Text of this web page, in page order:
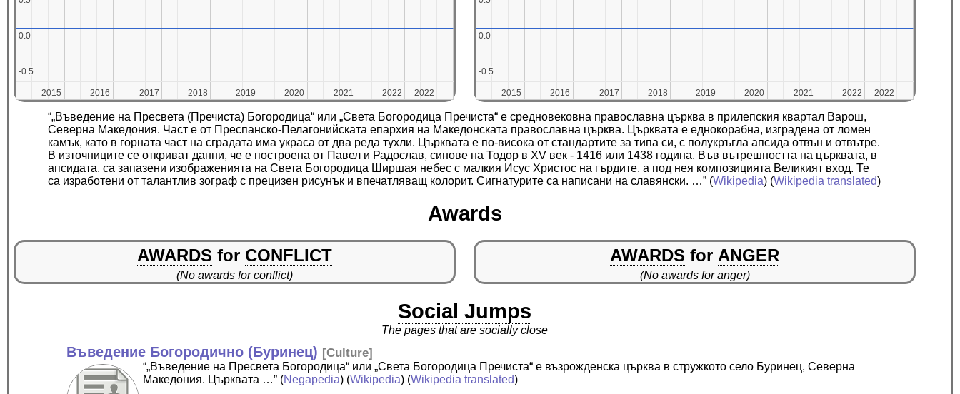
2015
2015 2016
2016 2017
2017 2018
2018 2019
2019 2020
2020 2021
2021 2022
2022 2022
2022
-0.5
-0.5
0.0
0.0
2015
2015 2016
2016 2017
2017 2018
2018 2019
2019 2020
2020 2021
2021 2022
2022 2022
2022
-0.5
-0.5
0.0
0.0
“„Въведение на Пресвета (Пречиста) Богородица“ или „Света Богородица Пречиста“ е средновековна православна църква в прилепския квартал Варош,
Северна Македония. Част е от Преспанско-Пелагонийската епархия на Македонската православна църква. Църквата е еднокорабна, изградена от ломен
камък, като в горната част на сградата има украса от два реда тухли. Църквата е по-висока от стандартите за типа си, с полукръгла апсида отвън и отвътре.
В източниците се откриват данни, че е построена от Павел и Радослав, синове на Тодор в XV век - 1416 или 1438 година. Във вътрешността на църквата, в
апсидата, са запазени изображенията на Света Богородица Ширшая небес с малкия Исус Христос на гърдите, а под нея композицията Великият вход. Те
са изработени от талантлив зограф с прецизен рисунък и впечатляващ колорит. Сигнатурите са написани на славянски. …” (Wikipedia) (Wikipedia translated)
Awards
AWARDS for CONFLICT
(No awards for conflict)
AWARDS for ANGER
(No awards for anger)
Social Jumps
The pages that are socially close
Въведение Богородично (Буринец) [Culture]
“„Въведение на Пресвета Богородица“ или „Света Богородица Пречиста“ е възрожденска църква в стружкото село Буринец, Северна
Македония. Църквата …” (Negapedia) (Wikipedia) (Wikipedia translated)